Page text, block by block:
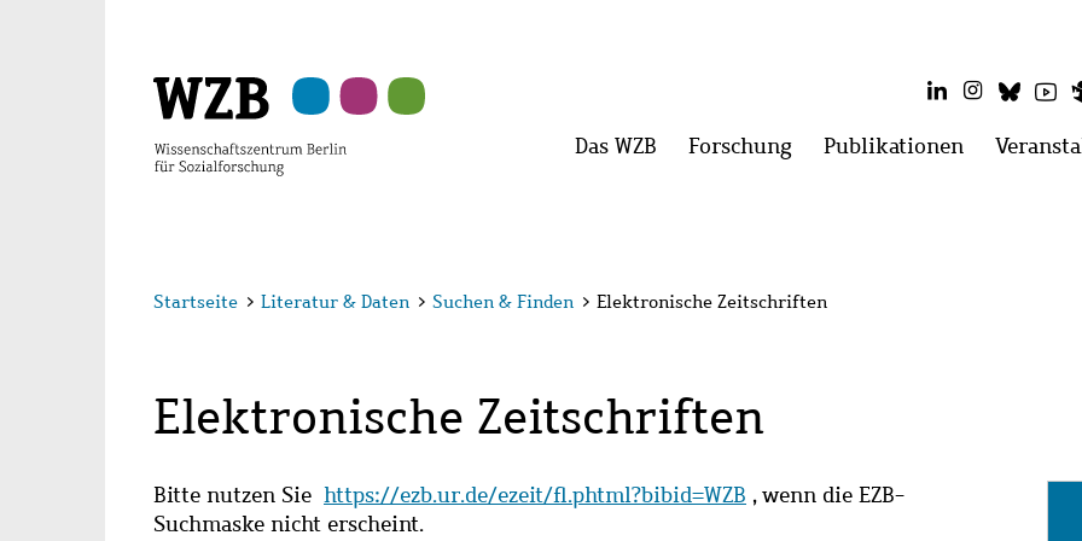
LinkedInInstagram
Hauptmenü
Das WZB Menü
Forschung Menü
Publikationen Menü
Startseite > Literatur & Daten > Suchen & Finden > Elektronische Zeitschriften
Elektronische Zeitschriften
Bitte nutzen Sie https://ezb.ur.de/ezeit/fl.phtml?bibid=WZB , wenn die EZB-
Suchmaske nicht erscheint.